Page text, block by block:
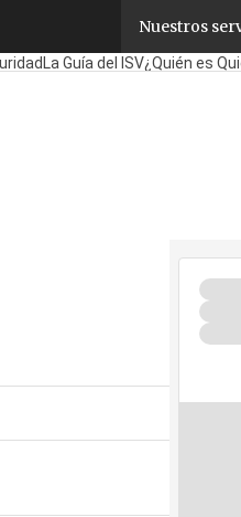
Nuestros
TicPymesCorporate
La Guía del ISV¿Quién es